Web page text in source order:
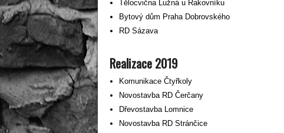
Tělocvična Lužná u Rakovníku
Bytový dům Praha Dobrovského
RD Sázava
Realizace 2019
Komunikace Čtyřkoly
Novostavba RD Čerčany
Dřevostavba Lomnice
Novostavba RD Stránčice